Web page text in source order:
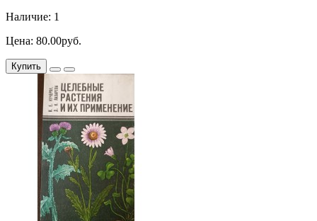
Наличие: 1
Цена: 80.00руб.
Купить